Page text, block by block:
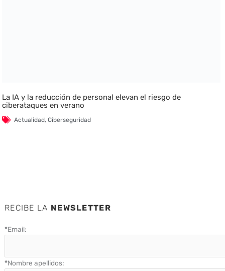
La IA y la reducción de personal elevan el riesgo de
ciberataques en verano
Actualidad,Ciberseguridad
RECIBE LA NEWSLETTER
*Email:
*Nombre apellidos: